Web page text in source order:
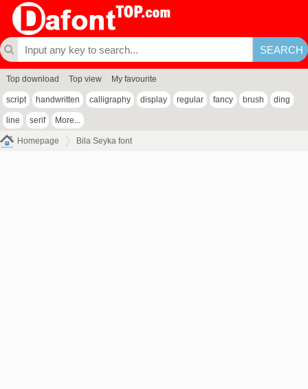
Top download Top view My favourite
script handwritten calligraphy display regular fancy brush ding
line serif More...
Homepage Bila Seyka font